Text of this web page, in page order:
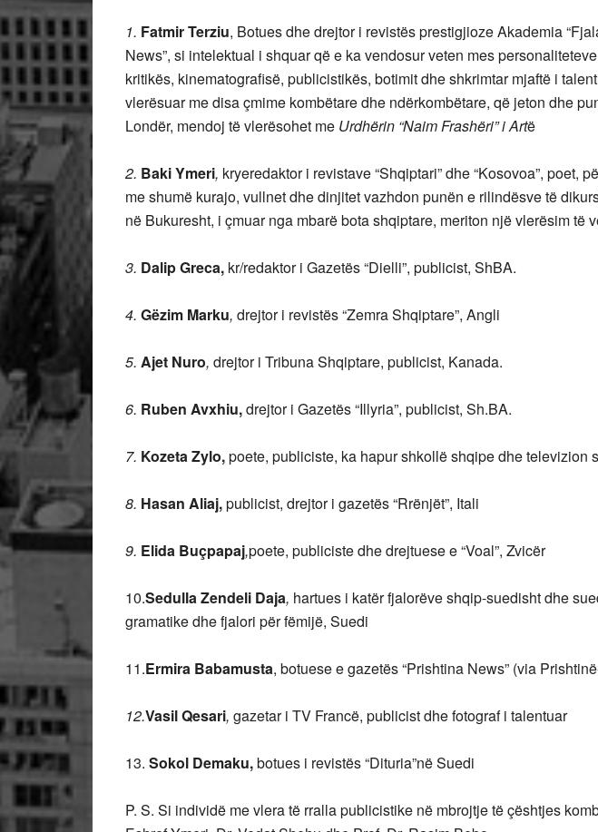
1. Fatmir Terziu, Botues dhe drejtor i revistës prestigjioze Akademia
News”, si intelektual i shquar që e ka vendosur veten mes
kritikës, kinematografisë, publicistikës, botimit dhe shkrimtar mjaftë i
vlerësuar me disa çmime kombëtare dhe ndërkombëtare, që jeton dhe
Londër, mendoj të vlerësohet me Urdhërin “Naim Frashëri” i Artë
2. Baki Ymeri, kryeredaktor i revistave “Shqiptari” dhe “Kosovoa”, poet,
me shumë kurajo, vullnet dhe dinjitet vazhdon punën e rilindësve të
në Bukuresht, i çmuar nga mbarë bota shqiptare, meriton një vlerësim të
3. Dalip Greca, kr/redaktor i Gazetës “Dielli”, publicist, ShBA.
4. Gëzim Marku, drejtor i revistës “Zemra Shqiptare”, Angli
5. Ajet Nuro, drejtor i Tribuna Shqiptare, publicist, Kanada.
6. Ruben Avxhiu,drejtor i Gazetës “Illyria”, publicist, Sh.BA.
7. Kozeta Zylo,poete, publiciste, ka hapur shkollë shqipe dhe televizion
8. Hasan Aliaj,publicist, drejtor i gazetës “Rrënjët”, Itali
9. Elida Buçpapaj,poete, publiciste dhe drejtuese e “Voal”, Zvicër
10.Sedulla Zendeli Daja, hartues i katër fjalorëve shqip-suedisht dhe
gramatike dhe fjalori për fëmijë, Suedi
11.Ermira Babamusta, botuese e gazetës “Prishtina News” (via
12.Vasil Qesari, gazetar i TV Francë, publicist dhe fotograf i talentuar
13. Sokol Demaku,botues i revistës “Dituria”në Suedi
P. S. Si individë me vlera të rralla publicistike në mbrojtje të çështjes